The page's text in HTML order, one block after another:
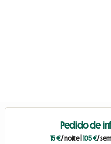
Pedido de
15 €/ noite|105 €/